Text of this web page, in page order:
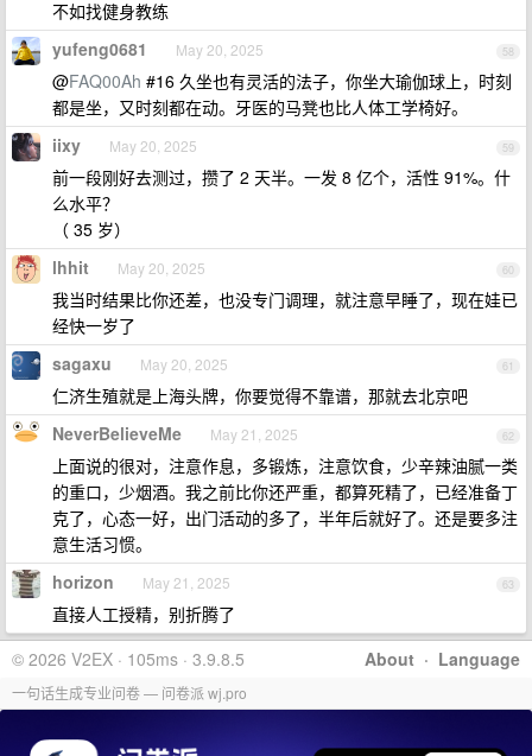
不如找健身教练
58
yufeng0681 May 20, 2025
@FAQ00Ah #16 久坐也有灵活的法子，你坐大瑜伽球上，时刻
都是坐，又时刻都在动。牙医的马凳也比人体工学椅好。
59
iixy May 20, 2025
前一段刚好去测过，攒了 2 天半。一发 8 亿个，活性 91%。什
么水平？
（ 35 岁）
60
lhhit May 20, 2025
我当时结果比你还差，也没专门调理，就注意早睡了，现在娃已
经快一岁了
61
sagaxu May 20, 2025
仁济生殖就是上海头牌，你要觉得不靠谱，那就去北京吧
62
NeverBelieveMe May 21, 2025
上面说的很对，注意作息，多锻炼，注意饮食，少辛辣油腻一类
的重口，少烟酒。我之前比你还严重，都算死精了，已经准备丁
克了，心态一好，出门活动的多了，半年后就好了。还是要多注
意生活习惯。
63
horizon May 21, 2025
直接人工授精，别折腾了
About · Language
© 2026 V2EX · 105ms · 3.9.8.5
一句话生成专业问卷 — 问卷派 wj.pro